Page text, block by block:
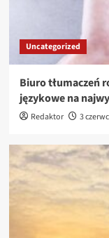
Uncategorized
Biuro tłumaczeń
językowe na
Redaktor 3